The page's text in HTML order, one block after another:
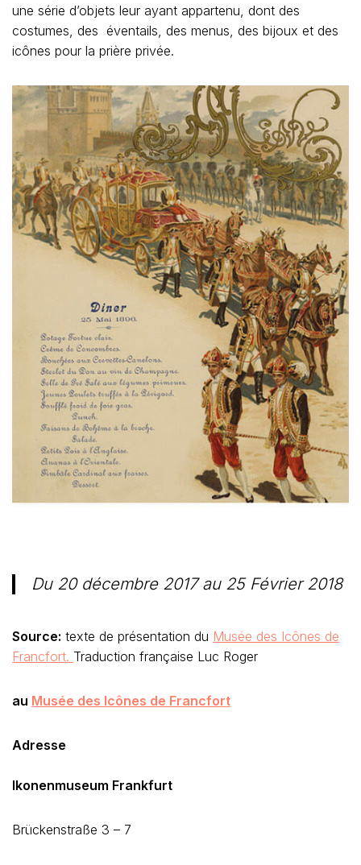
une série d’objets leur ayant appartenu, dont des
costumes, des éventails, des menus, des bijoux et des
icônes pour la prière privée.
Du 20 décembre 2017 au 25 Février 2018
Source: texte de présentation du Musée des Icônes de
Francfort. Traduction française Luc Roger
au Musée des Icônes de Francfort
Adresse
Ikonenmuseum Frankfurt
Brückenstraße 3 – 7